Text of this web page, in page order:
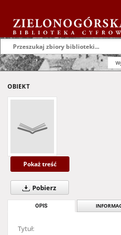
OBIEKT
Pokaż treść
Pobierz
OPIS
Tytuł: